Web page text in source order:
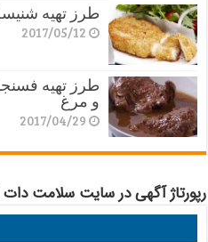
طرز تهیه
2017/05/12
طرز تهیه
و مرغ
2017/04/29
رپورتاژ آگهی در سایت سلامت